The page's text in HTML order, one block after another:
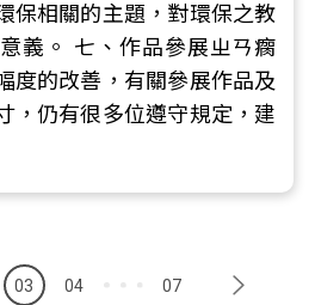
保相關的主題，對環保之教
義。 七、作品參展ㄓㄢ瘸
度的改善，有關參展作品及
，仍有很多位遵守規定，建
03 04 07